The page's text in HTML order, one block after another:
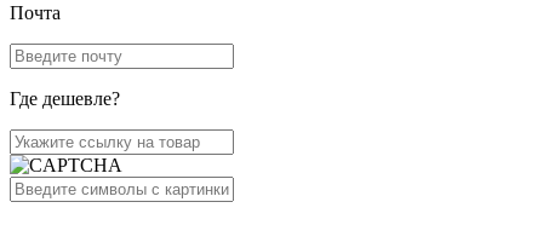
Почта
Где дешевле?